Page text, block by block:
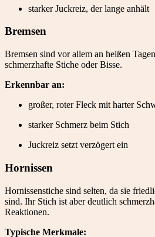
starker Juckreiz, der lange anhält
Bremsen
Bremsen sind vor allem an heißen
schmerzhafte Stiche oder Bisse.
Erkennbar an:
großer, roter Fleck mit harter
starker Schmerz beim Stich
Juckreiz setzt verzögert ein
Hornissen
Hornissenstiche sind selten, da sie
sind. Ihr Stich ist aber deutlich
Reaktionen.
Typische Merkmale: